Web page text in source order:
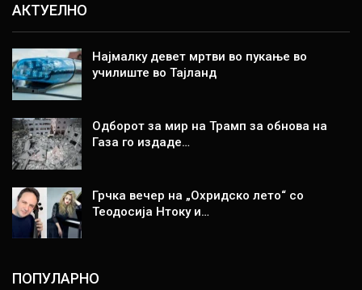
АКТУЕЛНО
Најмалку девет мртви во пукање во
училиште во Тајланд
Одборот за мир на Трамп за обнова на
Газа го издаде…
Грчка вечер на „Охридско лето“ со
Теодосија Нтоку и…
ПОПУЛАРНО